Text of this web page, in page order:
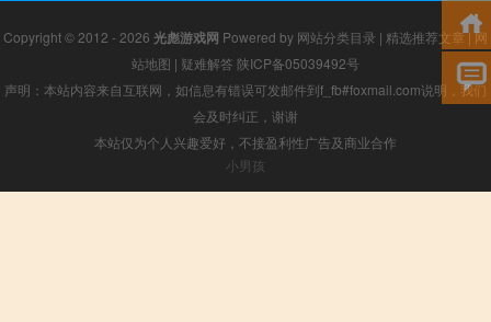
Copyright © 2012 - 2026 光彪游戏网 Powered by 网站分类目录 | 精选推荐文章|网
站地图 | 疑难解答 陕ICP备05039492号
声明：本站内容来自互联网，如信息有错误可发邮件到f_fb#foxmail.com说明，我们
会及时纠正，谢谢
本站仅为个人兴趣爱好，不接盈利性广告及商业合作
小男孩